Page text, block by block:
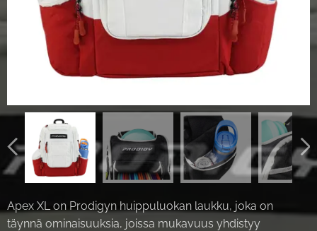
Apex XL on Prodigyn huippuluokan laukku, joka on
täynnä ominaisuuksia, joissa mukavuus yhdistyy